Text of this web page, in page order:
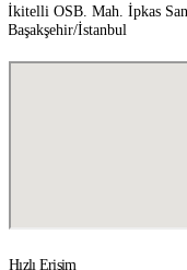
İkitelli OSB. Mah. İpkas
Başakşehir/İstanbul
Hızlı Erişim